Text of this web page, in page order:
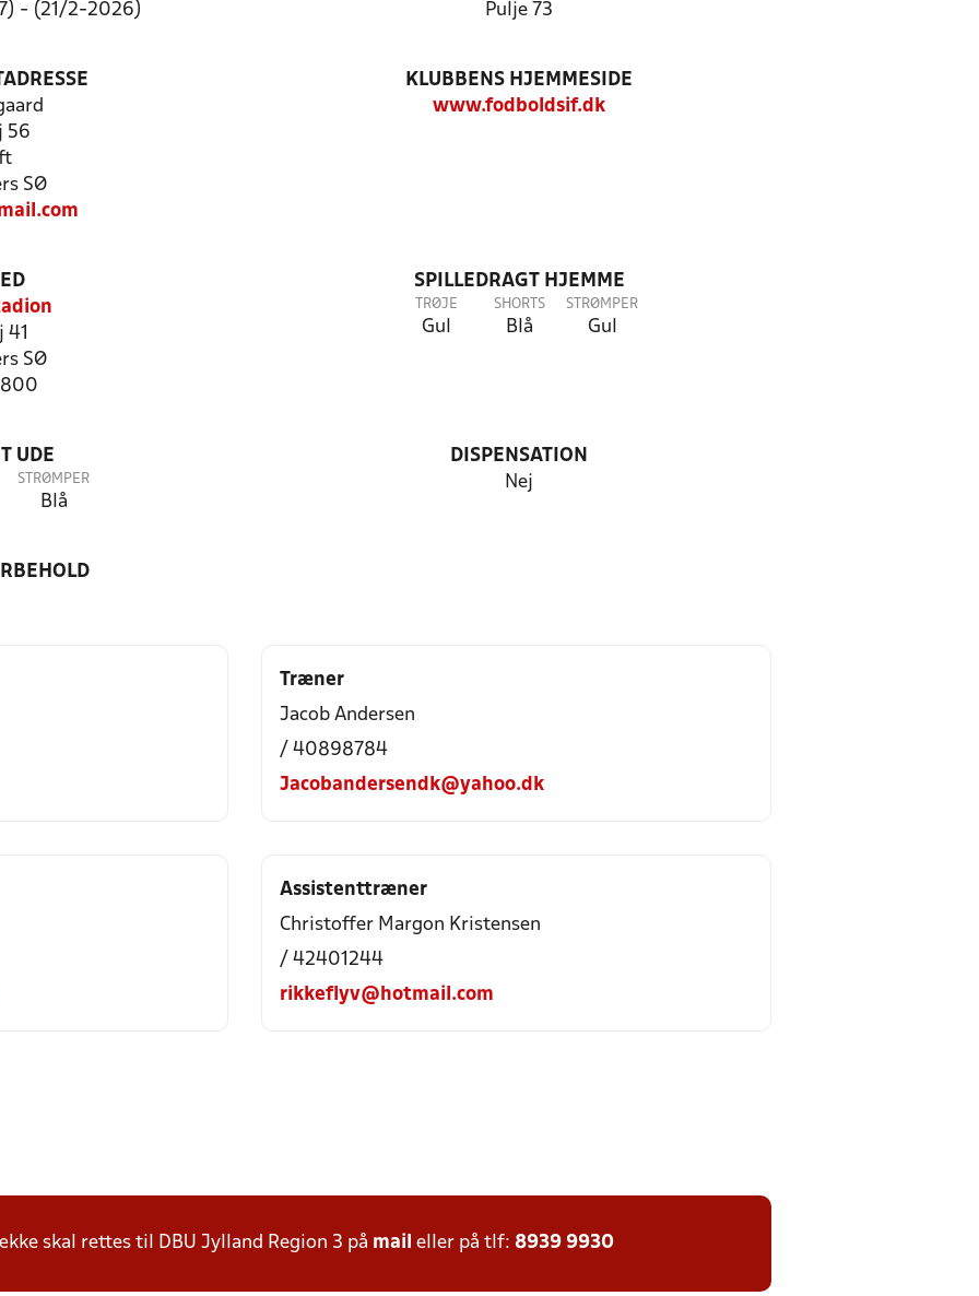
- (21/2-2026)
Pulje 73
56
SØ
KLUBBENS HJEMMESIDE
www.fodboldsif.dk
41
SØ
SPILLEDRAGT HJEMME
TRØJE
Gul
SHORTS
Blå
STRØMPER
Gul
UDE
STRØMPER
Blå
DISPENSATION
Nej
Træner
Jacob Andersen
/ 40898784
Jacobandersendk@yahoo.dk
Assistenttræner
Christoffer Margon Kristensen
/ 42401244
rikkeflyv@hotmail.com
skal rettes til DBU Jylland Region 3 på mail eller på tlf: 8939 9930